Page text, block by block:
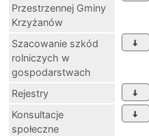
Przestrzennej Gminy
Krzyżanów
Szacowanie szkód
rolniczych w
gospodarstwach
Rejestry
Konsultacje
społeczne